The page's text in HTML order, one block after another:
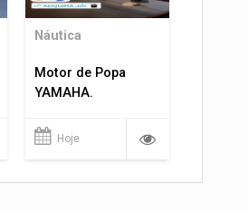
Náutica
Motor de Popa
YAMAHA.
Hoje